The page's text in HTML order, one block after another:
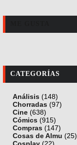
CATEGORÍAS
Análisis (148)
Chorradas (97)
Cine (638)
Cómics (915)
Compras (147)
Cosas de Almu (25)